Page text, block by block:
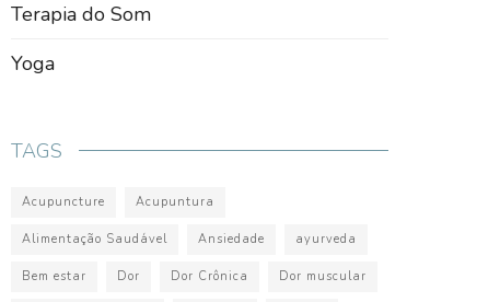
Terapia do Som
Yoga
TAGS
Acupuncture Acupuntura
Alimentação Saudável Ansiedade ayurveda
Bem estar Dor Dor Crônica Dor muscular